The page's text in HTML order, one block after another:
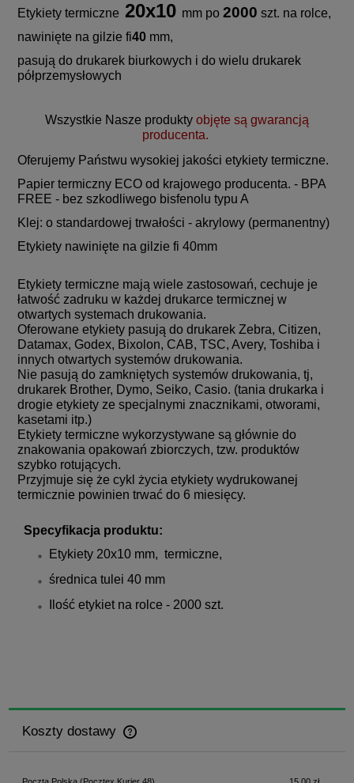
Etykiety termiczne 20x10 mm po 2000 szt. na rolce,
nawinięte na gilzie fi40 mm,
pasują do drukarek biurkowych i do wielu drukarek
półprzemysłowych
Wszystkie Nasze produkty objęte są gwarancją
producenta.
Oferujemy Państwu wysokiej jakości etykiety termiczne.
Papier termiczny ECO od krajowego producenta. - BPA
FREE - bez szkodliwego bisfenolu typu A
Klej: o standardowej trwałości - akrylowy (permanentny)
Etykiety nawinięte na gilzie fi 40mm
Etykiety termiczne mają wiele zastosowań, cechuje je
łatwość zadruku w każdej drukarce termicznej w
otwartych systemach drukowania.
Oferowane etykiety pasują do drukarek Zebra, Citizen,
Datamax, Godex, Bixolon, CAB, TSC, Avery, Toshiba i
innych otwartych systemów drukowania.
Nie pasują do zamkniętych systemów drukowania, tj,
drukarek Brother, Dymo, Seiko, Casio. (tania drukarka i
drogie etykiety ze specjalnymi znacznikami, otworami,
kasetami itp.)
Etykiety termiczne wykorzystywane są głównie do
znakowania opakowań zbiorczych, tzw. produktów
szybko rotujących.
Przyjmuje się że cykl życia etykiety wydrukowanej
termicznie powinien trwać do 6 miesięcy.
Specyfikacja produktu:
Etykiety 20x10 mm, termiczne,
średnica tulei 40 mm
Ilość etykiet na rolce - 2000 szt.
Koszty dostawy
Cena nie zawiera ewentualnych kosztów płatności
Poczta Polska(Pocztex Kurier 48) 15,00 zł